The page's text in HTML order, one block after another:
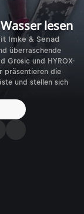
lesen
Imke & Senad
überraschende
Grosic und HYROX-
präsentieren die
und stellen sich